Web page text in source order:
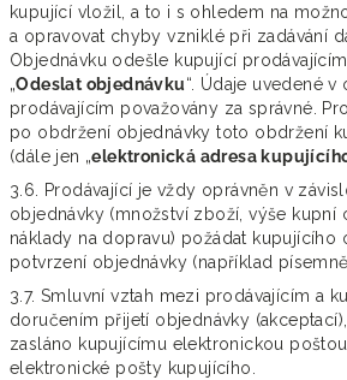
kupující vložil, a to i s ohledem na
a opravovat chyby vzniklé při zadávání
Objednávku odešle kupující
„Odeslat objednávku“. Údaje uvedené
prodávajícím považovány za správné.
po obdržení objednávky toto obdržení
(dále jen „elektronická adresa
3.6. Prodávající je vždy oprávněn v
objednávky (množství zboží, výše kupní
náklady na dopravu) požádat kupujícího
potvrzení objednávky (například
3.7. Smluvní vztah mezi prodávajícím a
doručením přijetí objednávky
zasláno kupujícímu elektronickou
elektronické pošty kupujícího.